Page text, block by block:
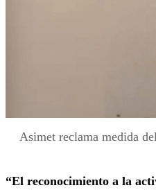
Asimet reclama medida
“El reconocimiento a la